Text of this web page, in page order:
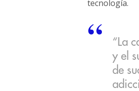
tecnología.
“La
y el
de